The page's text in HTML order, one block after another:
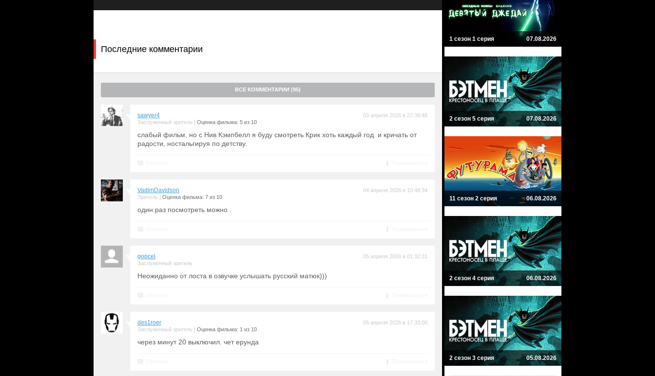
навсегда остановить волну кровопролития, Сидни вынуждена вновь встретиться лицом к лицу с
Последние комментарии
ВСЕ КОММЕНТАРИИ (95)
sawyer4
Заслуженный зритель Оценка фильма: 5 из 10
03 апреля 2026 в 22:39:48
слабый фильм, но с Нив Кэмпбелл я буду смотреть Крик хоть каждый год. и кричать от
радости, ностальгируя по детству.
|
VadimDavidson
Зритель Оценка фильма: 7 из 10
04 апреля 2026 в 10:48:34
один раз посмотреть можно .
|
gopcel
Заслуженный зритель
05 апреля 2026 в 01:32:31
Неожиданно от лоста в озвучке услышать русский матюк)))
|
des1roer
Заслуженный зритель Оценка фильма: 1 из 10
05 апреля 2026 в 17:33:00
через минут 20 выключил. чет ерунда
|
1 сезон 1 серия 07.08.2026
2 сезон 5 серия 07.08.2026
11 сезон 2 серия 06.08.2026
2 сезон 4 серия 06.08.2026
2 сезон 3 серия 05.08.2026